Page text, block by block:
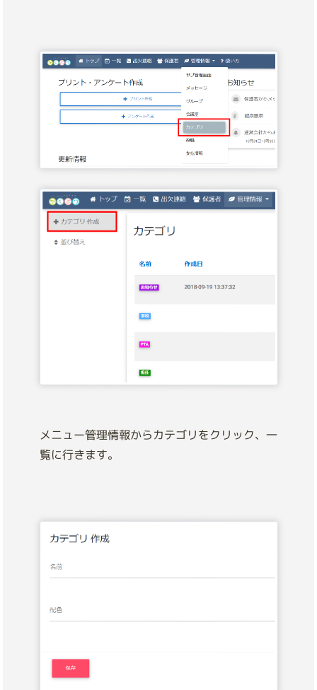
メニュー管理情報からカテゴリをクリック、一
覧に行きます。